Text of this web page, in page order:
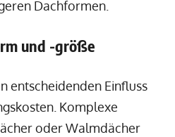
Dachformen.
und -größe
entscheidenden Einfluss
Komplexe
oder Walmdächer